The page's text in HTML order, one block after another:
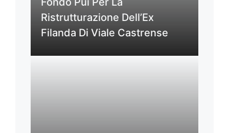
Ristrutturazione Dell’Ex
Filanda Di Viale Castrense